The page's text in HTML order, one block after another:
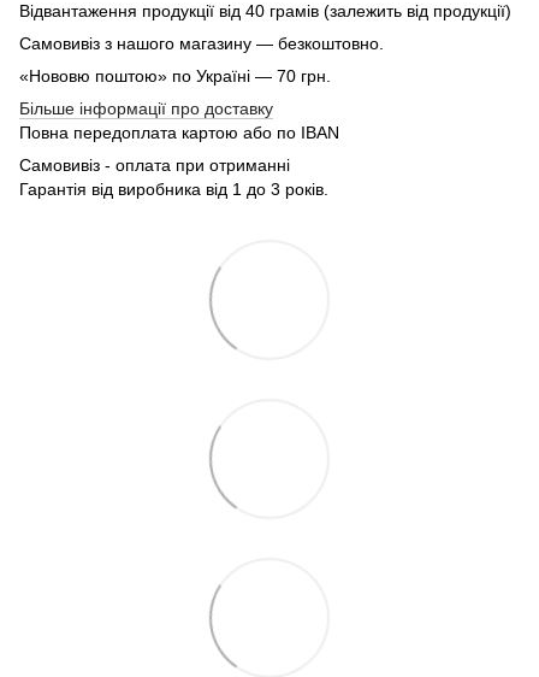
Відвантаження продукції від 40 грамів (залежить від продукції)
Самовивіз з нашого магазину — безкоштовно.
«Нововю поштою» по Україні — 70 грн.
Більше інформації про доставку
Повна передоплата картою або по IBAN
Самовивіз - оплата при отриманні
Гарантія від виробника від 1 до 3 років.